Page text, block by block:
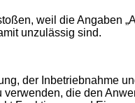
weil die Angaben
unzulässig sind.
der Inbetriebnahme
die den